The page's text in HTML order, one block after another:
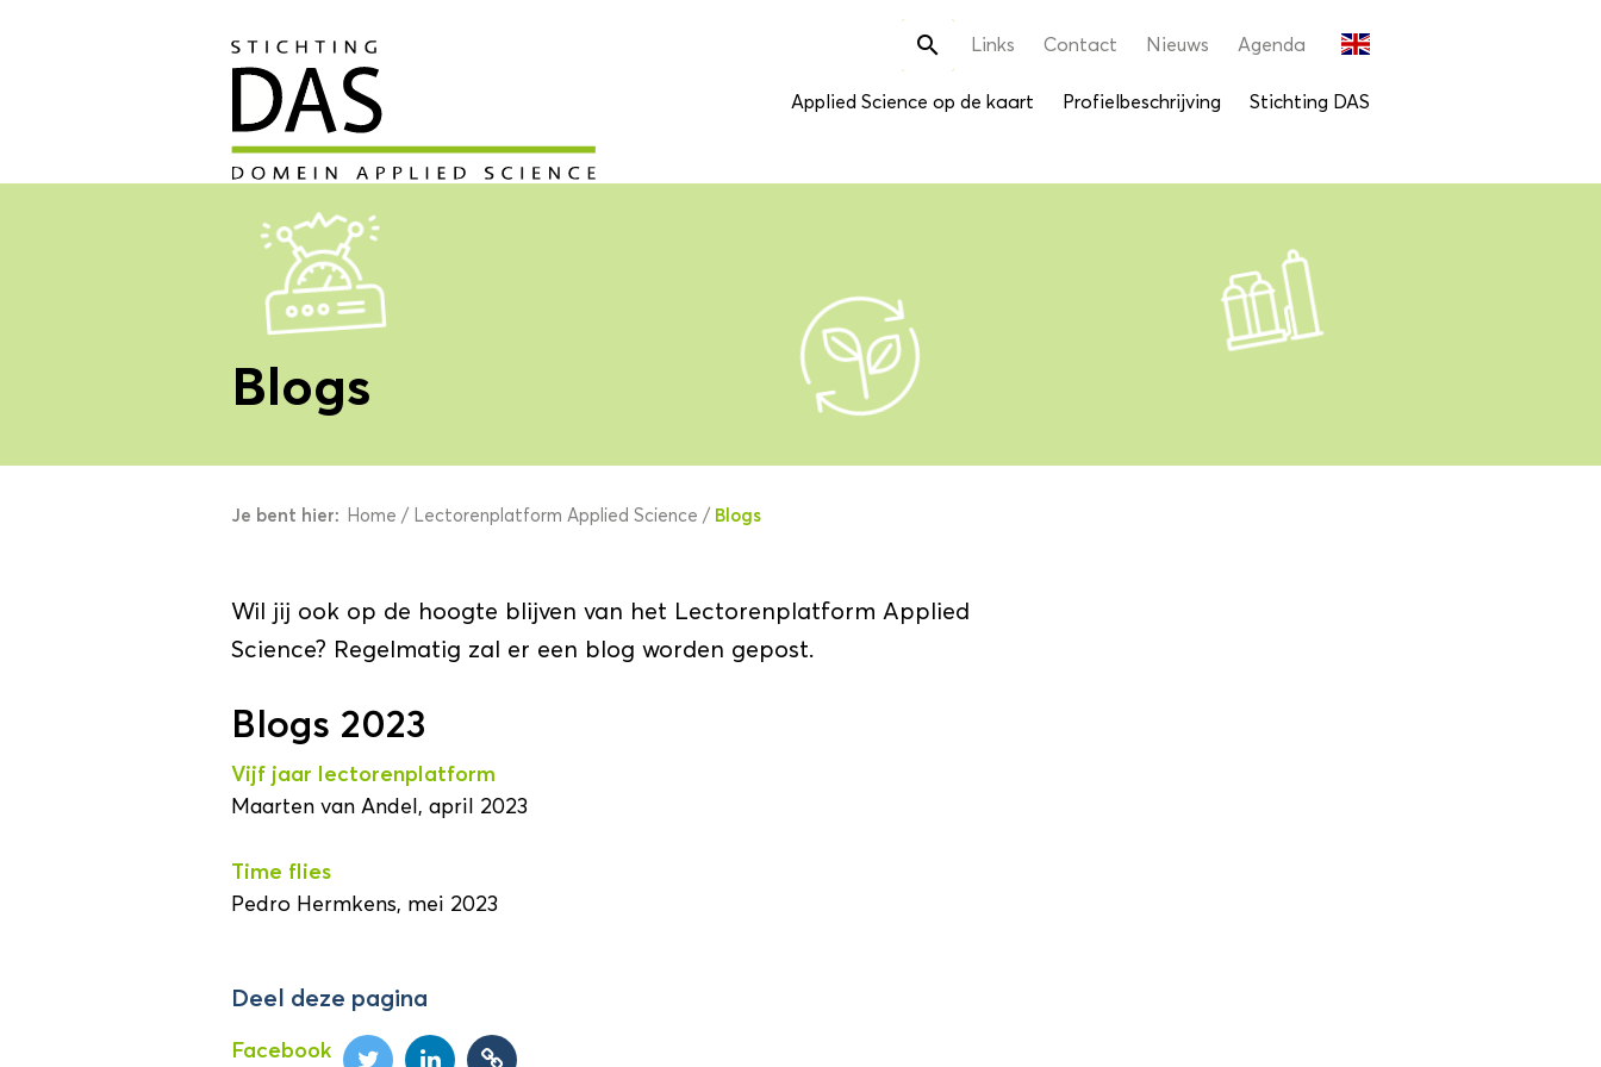
Zoek
naar:
 Links Contact Nieuws Agenda
Applied Science op de kaart Profielbeschrijving Stichting DAS
Blogs
Je bent hier: Home / Lectorenplatform Applied Science / Blogs
Wil jij ook op de hoogte blijven van het Lectorenplatform Applied
Science? Regelmatig zal er een blog worden gepost.
Blogs 2023
Vijf jaar lectorenplatform
Maarten van Andel, april 2023
Time flies
Pedro Hermkens, mei 2023
Deel deze pagina
Facebook